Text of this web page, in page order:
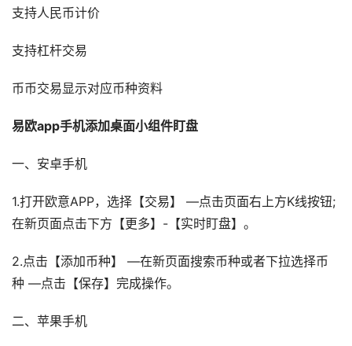
支持人民币计价
支持杠杆交易
币币交易显示对应币种资料
易欧app手机添加桌面小组件盯盘
一、安卓手机
1.打开欧意APP，选择【交易】 —点击页面右上方K线按钮;
在新页面点击下方【更多】-【实时盯盘】。
2.点击【添加币种】 —在新页面搜索币种或者下拉选择币
种 —点击【保存】完成操作。
二、苹果手机